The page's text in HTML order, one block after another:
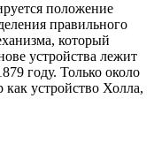
положение
правильного
который
устройства лежит
году. Только около
устройство Холла,